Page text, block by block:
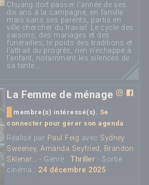
Chuang doit passer l’année de ses
dix ans à la campagne, en famille
mais sans ses parents, partis en
ville chercher du travail. Le cycle des
saisons, des mariages et des
funérailles, le poids des traditions et
l’attrait du progrès, rien n’échappe à
l’enfant, notamment les silences de
sa tante...
La Femme de ménage
membre(s) intéressé(s). Se
connecter pour gérer son agenda
Réalisé par Paul Feig avec Sydney
Sweeney,Amanda Seyfried, Brandon
Sklenar... - Genre : Thriller - Sortie
cinéma : 24 décembre 2025